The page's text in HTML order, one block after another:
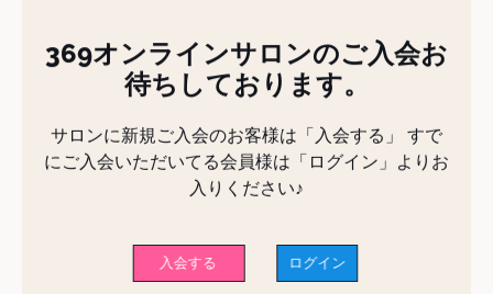
369オンラインサロンのご入会お
待ちしております。
サロンに新規ご入会のお客様は「入会する」 すで
にご入会いただいてる会員様は「ログイン」よりお
入りください♪
入会する ログイン